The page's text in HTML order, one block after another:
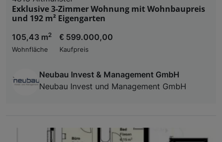
Exklusive 3-Zimmer Wohnung mit Wohnbaupreis
und 192 m² Eigengarten
105,43 m2
Wohnfläche
€ 599.000,00
Kaufpreis
Neubau Invest & Management GmbH
Neubau Invest und Management GmbH